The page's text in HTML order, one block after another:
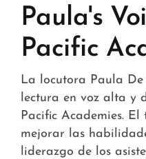
Stores
Services
Paula's
Pacific
La locutora Paula
lectura en voz alta y
Pacific Academies.
mejorar las
liderazgo de los